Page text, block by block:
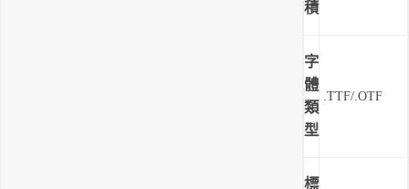
積
字
體
類
型
.TTF/.OTF
標